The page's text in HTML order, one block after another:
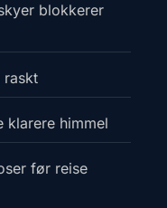
blokkerer
raskt
klarere himmel
før reise